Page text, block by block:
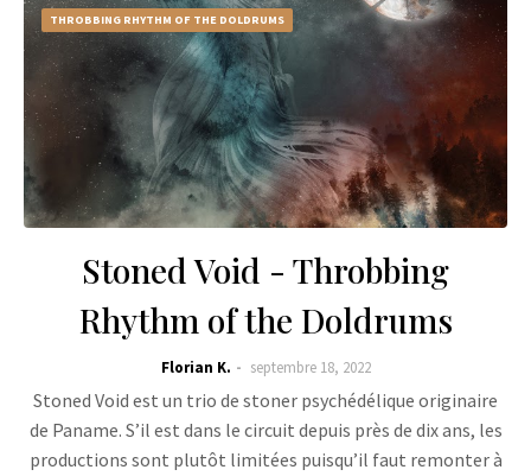
THROBBING RHYTHM OF THE DOLDRUMS
Stoned Void - Throbbing
Rhythm of the Doldrums
Florian K. septembre 18, 2022
Stoned Void est un trio de stoner psychédélique originaire
de Paname. S’il est dans le circuit depuis près de dix ans, les
productions sont plutôt limitées puisqu’il faut remonter à